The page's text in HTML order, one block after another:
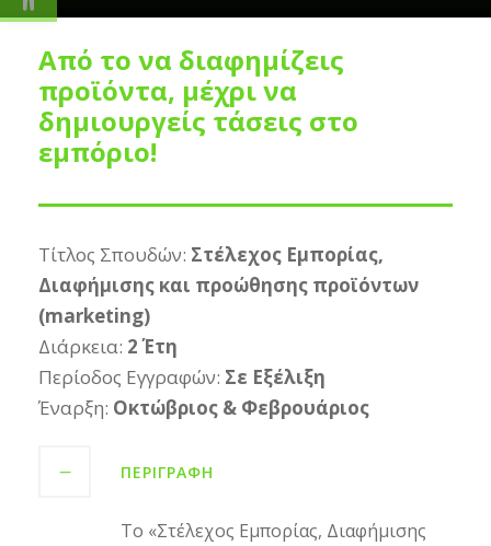
Από το να διαφημίζεις
προϊόντα, μέχρι να
δημιουργείς τάσεις στο
εμπόριο!
Τίτλος Σπουδών: Στέλεχος Εμπορίας,
Διαφήμισης και προώθησης προϊόντων
(marketing)
Διάρκεια: 2 Έτη
Περίοδος Εγγραφών: Σε Εξέλιξη
Έναρξη: Οκτώβριος & Φεβρουάριος
ΠΕΡΙΓΡΑΦΉ
Το «Στέλεχος Εμπορίας, Διαφήμισης